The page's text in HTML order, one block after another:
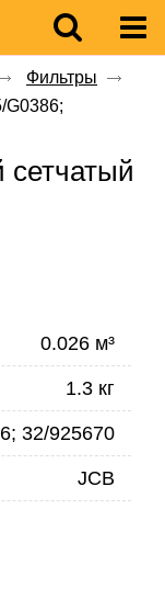
Фильтры
G0386;
сетчатый
0.026 м³
1.3 кг
32/925670
JCB